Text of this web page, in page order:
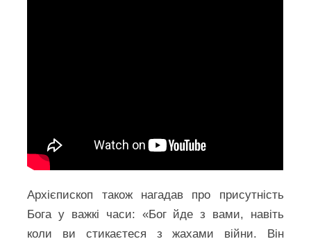
Архієпископ також нагадав про присутність
Бога у важкі часи: «Бог йде з вами, навіть
коли ви стикаєтеся з жахами війни. Він